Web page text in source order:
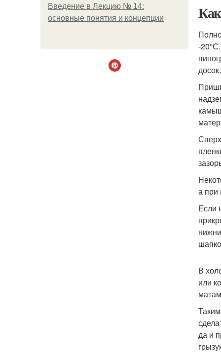
Введение в Лекцию № 14:
основные понятия и концепции
-
а при
Если
В
или
да и